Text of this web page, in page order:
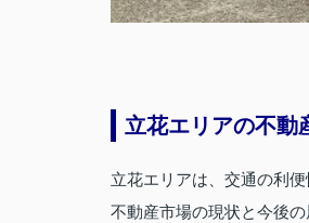
立花エリアの不動
立花エリアは、交通の利
不動産市場の現状と今後